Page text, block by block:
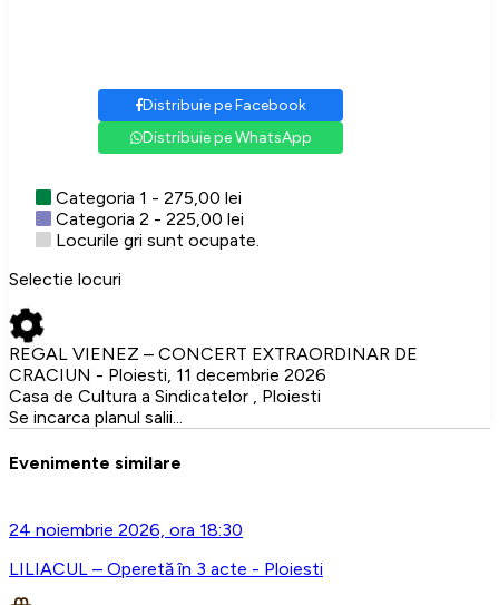
Distribuie pe Facebook
Distribuie pe WhatsApp
Categoria 1 - 275,00 lei
Categoria 2 - 225,00 lei
Locurile gri sunt ocupate.
Selectie locuri
REGAL VIENEZ – CONCERT EXTRAORDINAR DE
CRACIUN - Ploiesti, 11 decembrie 2026
Casa de Cultura a Sindicatelor , Ploiesti
Se incarca planul salii...
Evenimente similare
24 noiembrie 2026, ora 18:30
LILIACUL – Operetă în 3 acte - Ploiesti